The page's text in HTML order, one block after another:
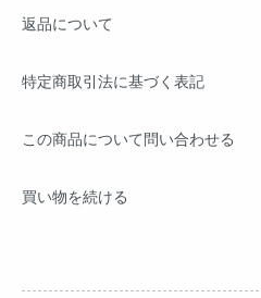
返品について
特定商取引法に基づく表記
この商品について問い合わせる
買い物を続ける